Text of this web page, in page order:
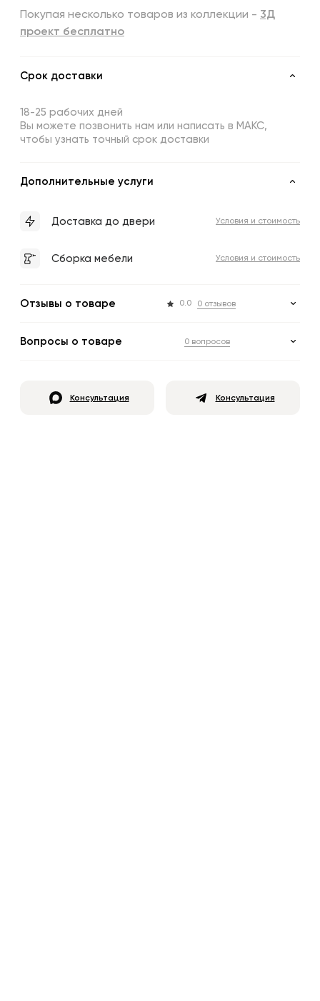
Покупая несколько товаров из коллекции - 3Д
проект бесплатно
Срок доставки
18-25 рабочих дней
Вы можете позвонить нам или написать в МАКС,
чтобы узнать точный срок доставки
Дополнительные услуги
Доставка до двери Условия и стоимость
Сборка мебели Условия и стоимость
Отзывы о товаре 0.0 0 отзывов
Вопросы о товаре 0 вопросов
Консультация Консультация